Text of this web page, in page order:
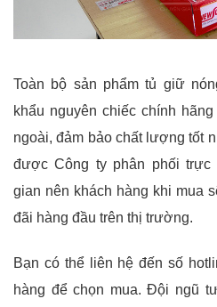
Toàn bộ sản phẩm tủ giữ
khẩu nguyên chiếc chính
ngoài, đảm bảo chất lượng tốt
được Công ty phân phối trực
gian nên khách hàng khi mua
đãi hàng đầu trên thị trường.
Bạn có thể liên hệ đến số
hàng để chọn mua. Đội ngũ